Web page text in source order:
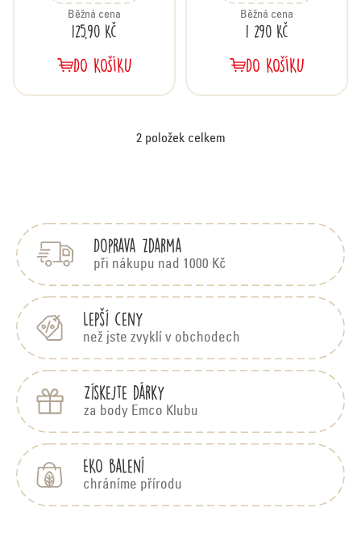
Běžná cena
125,90 Kč
DO KOŠÍKU
Běžná cena
1 290 Kč
DO KOŠÍKU
O
á
d
a
í
p
r
v
y
2položek celkem
Doprava zdarma
při nákupu nad 1000 Kč
Lepší ceny
než jste zvyklí v obchodech
Získejte dárky
za body Emco Klubu
EKO balení
chráníme přírodu